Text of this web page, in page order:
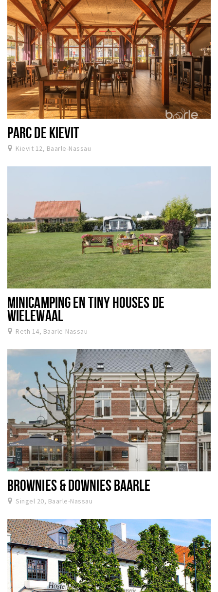
PARC DE KIEVIT
Kievit 12, Baarle-Nassau
MINICAMPING EN TINY HOUSES DE
WIELEWAAL
Reth 14, Baarle-Nassau
BROWNIES & DOWNIES BAARLE
Singel 20, Baarle-Nassau